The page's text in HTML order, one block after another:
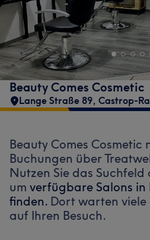
Beauty Comes Cosmetic
Lange Straße 89, Castrop-
Beauty Comes Cosmetic
Buchungen über
Nutzen Sie das
um verfügbare Salons in
finden. Dort warten viele
auf Ihren Besuch.